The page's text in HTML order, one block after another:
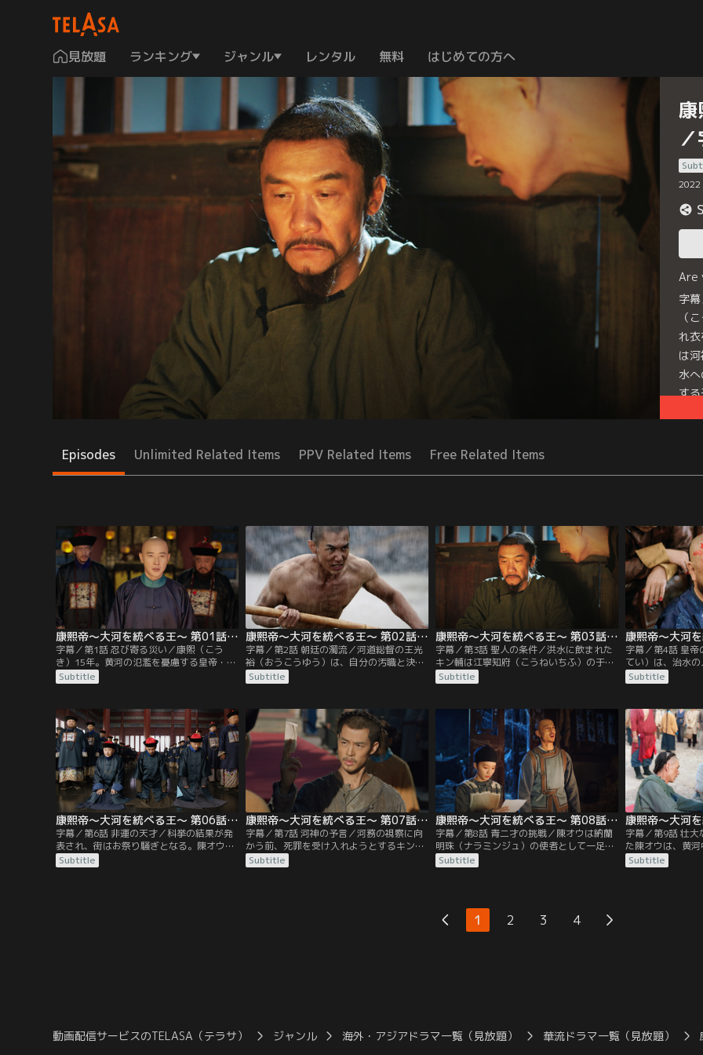
見放題 ランキング ジャンル レンタル 無料 はじめての方へ
康
2022
Are
字
（
れ
は
水
す
Episodes Unlimited Related Items PPV Related Items Free Related Items
康熙帝～大河を統べる王～ 第01話／字幕
字幕／第1話 忍び寄る災い／康熙（こう
き）15年。黄河の氾濫を憂慮する皇帝・康
熙は、家臣らに河川を守るよう強く命じ
る。しかし続く長雨で水位は上がり続け、
人々を安徽巡撫（あんきじゅんぶ）のキン
輔が鼓舞し、必死に堤防を守っていた。状
況が厳しさを増す中、キン輔は水の流れを
変えるため、対岸の堤防の爆破を指示す
る。
Subtitle
康熙帝～大河を統べる王～ 第02話／字幕
字幕／第2話 朝廷の濁流／河道総督の王光
裕（おうこうゆう）は、自分の汚職と決壊
の責任をキン輔に取らせようと、処刑を宣
告する。朝廷では王光裕の処遇に関して、
思惑が渦巻いていた。康熙帝は、黒幕を暴
くため、吏部尚書の納蘭明珠（ナラミンジ
ュ）に協力を求めることに。一方、王光裕
は死を覚悟して娘にある宝物を託す。
Subtitle
康熙帝～大河を統べる王～ 第03話／字幕
字幕／第3話 聖人の条件／洪水に飲まれた
キン輔は江寧知府（こうねいちふ）の于振
甲（うしんこう）に救われるが、濡れ衣を
着せられて都へ護送されることに。その道
る青年・陳オウと出会い、治水への高い志
に感銘を受ける。一方、聖人を志し善悪に
固執する于振甲は、キン輔の人柄や見地に
触れ考えに変化が現れる。
Subtitle
字幕／第4話 皇
てい）は、治水
題目を見直す。
戦で諸大臣と戦
ラミンジュ）は
を下げようと画
た陳オウは、銭
う挙子たちの姿
Subtitle
康熙帝～大河を統べる王～ 第06話／字幕
字幕／第6話 非運の天才／科挙の結果が発
表され、街はお祭り騒ぎとなる。陳オウを
探す康熙帝（こうきてい）は、納蘭明珠
（ナラミンジュ）と共に陳オウの宿泊先へ
Subtitle
康熙帝～大河を統べる王～ 第07話／字幕
字幕／第7話 河神の予言／河務の視察に向
かう前、死罪を受け入れようとするキン輔
に、索額図（ソンゴトゥ）は妻の話を持ち
出し、考えを改めるように諭していた。被
Subtitle
康熙帝～大河を統べる王～ 第08話／字幕
字幕／第8話 青二才の挑戦／陳オウは納蘭
明珠（ナラミンジュ）の使者として一足先
に淮安（わいあん）入りするが、索額図
（ソンゴトゥ）の子分・金文祥（きんぶん
王光裕（おうこうゆう）の娘である官妓
は、ある交渉を持ちかける。その頃…。
Subtitle
字幕／第9話 壮
た陳オウは、黄
る。一方、康熙
の編制を考えて
Subtitle
1 2 3 4
動画配信サービスのTELASA（テラサ） ジャンル 海外・アジアドラマ一覧（見放題） 華流ドラマ一覧（見放題）